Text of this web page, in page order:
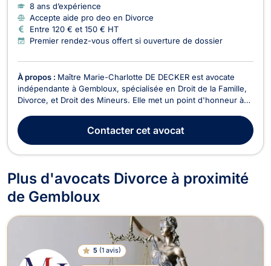
8 ans d’expérience
Accepte aide pro deo en Divorce
Entre 120 € et 150 € HT
Premier rendez-vous offert si ouverture de dossier
À propos : Maître Marie-Charlotte DE DECKER est avocate
indépendante à Gembloux, spécialisée en Droit de la Famille,
Divorce, et Droit des Mineurs. Elle met un point d'honneur à
à l'écoute de leurs besoins et en les guidant à chaque étape
de leur démarche juridique. En Droi...
Contactercet avocat
Plus d'avocats Divorce à proximité
de Gembloux
5 (1 avis)